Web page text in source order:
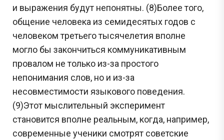
и выражения будут непонятны. (8)Более того,
общение человека из семидесятых годов с
человеком третьего тысячелетия вполне
могло бы закончиться коммуникативным
провалом не только из-за простого
непонимания слов, но и из-за
несовместимости языкового поведения.
(9)Этот мыслительный эксперимент
становится вполне реальным, когда, например,
современные ученики смотрят советские